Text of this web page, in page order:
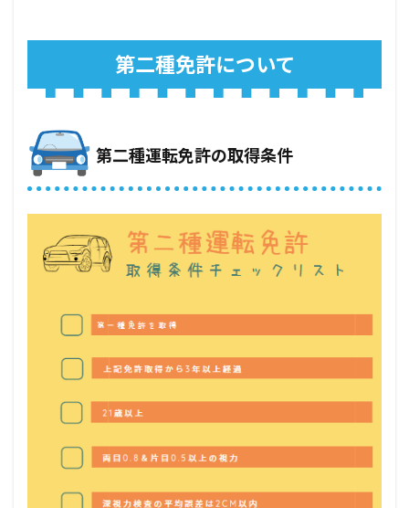
限数(普
第一種
所持の
場合)
費
用、
期間
を減
は？
第二
種運
の証
第二種免許について
第二種運転免許の取得条件